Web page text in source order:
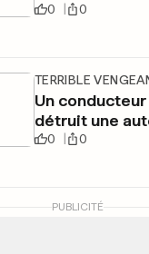
0 0
TERRIBLE
Un
détruit une
0 0
PUBLICITÉ